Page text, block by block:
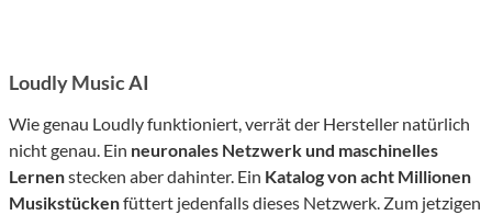
Loudly Music AI
Wie genau Loudly funktioniert, verrät der Hersteller natürlich
nicht genau. Ein neuronales Netzwerk und maschinelles
Lernenstecken aber dahinter. Ein Katalog von acht Millionen
Musikstückenfüttert jedenfalls dieses Netzwerk. Zum jetzigen